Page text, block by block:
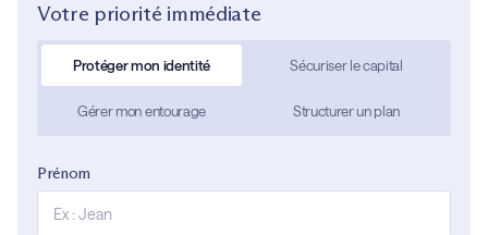
Votre priorité immédiate
Protéger mon identité Sécuriser le capital
Gérer mon entourage Structurer un plan
Prénom